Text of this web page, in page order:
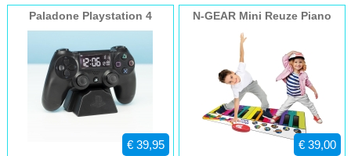
Paladone Playstation 4
Wekker
€ 39,95
N-GEAR Mini Reuze Piano
€ 39,00